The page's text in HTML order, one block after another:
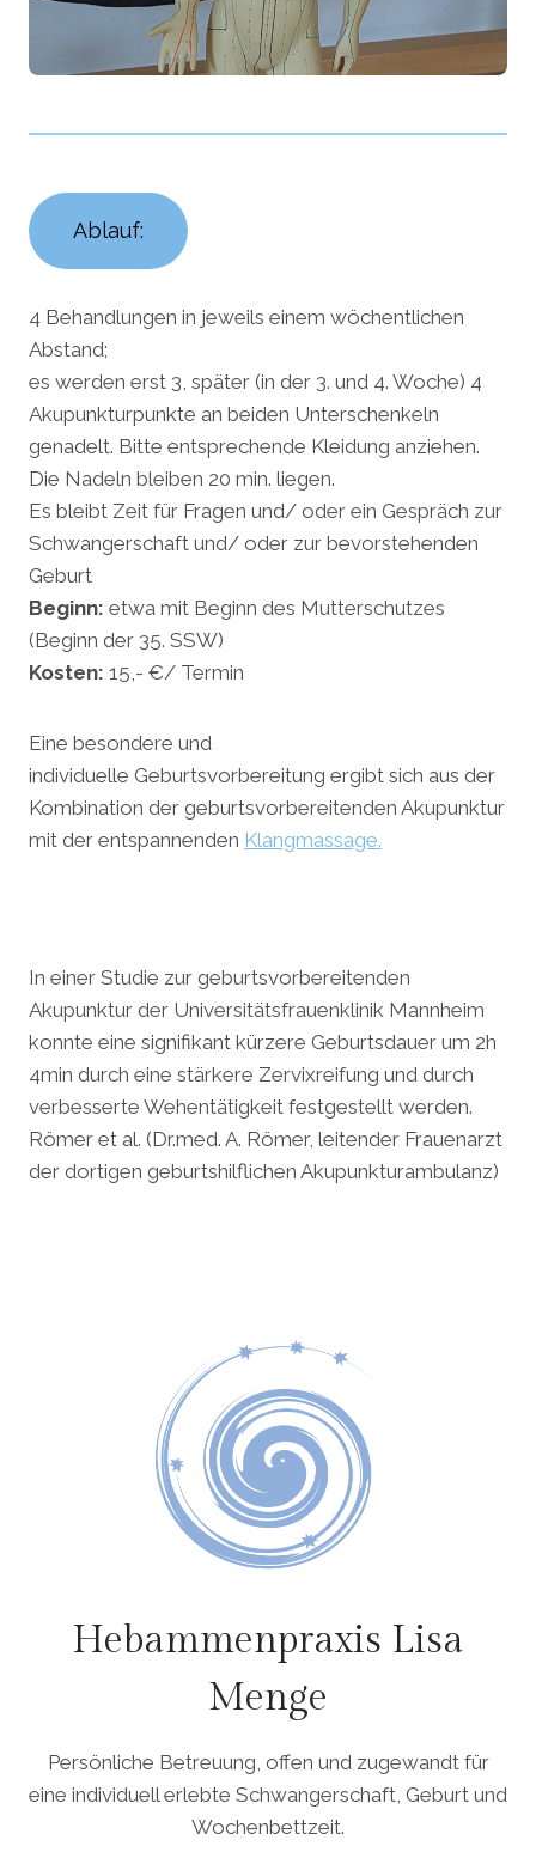
Ablauf:
4 Behandlungen in jeweils einem wöchentlichen
Abstand;
es werden erst 3, später (in der 3. und 4. Woche) 4
Akupunkturpunkte an beiden Unterschenkeln
genadelt. Bitte entsprechende Kleidung anziehen.
Die Nadeln bleiben 20 min. liegen.
Es bleibt Zeit für Fragen und/ oder ein Gespräch zur
Schwangerschaft und/ oder zur bevorstehenden
Geburt
Beginn: etwa mit Beginn des Mutterschutzes
(Beginn der 35. SSW)
Kosten: 15,- €/ Termin
Eine besondere und
individuelle Geburtsvorbereitung ergibt sich aus der
Kombination der geburtsvorbereitenden Akupunktur
mit der entspannenden Klangmassage.
In einer Studie zur geburtsvorbereitenden
Akupunktur der Universitätsfrauenklinik Mannheim
konnte eine signifikant kürzere Geburtsdauer um 2h
4min durch eine stärkere Zervixreifung und durch
verbesserte Wehentätigkeit festgestellt werden.
Römer et al. (Dr.med. A. Römer, leitender Frauenarzt
der dortigen geburtshilflichen Akupunkturambulanz)
Hebammenpraxis Lisa
Menge
Persönliche Betreuung, offen und zugewandt für
eine individuell erlebte Schwangerschaft, Geburt und
Wochenbettzeit.